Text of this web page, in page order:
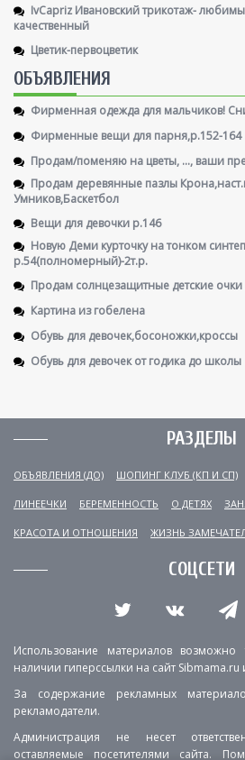
IvCapriz Ивановский трикотаж-
качественный
Цветик-первоцветик
ОБЪЯВЛЕНИЯ
Фирменная одежда для мальчиков!
Фирменные вещи для парня,р.152-164
Продам/поменяю на цветы, ..., ваши
Продам деревянные пазлы
Умников,Баскетбол
Вещи для девочки р.146
Новую Деми курточку на тонком
р.54(полномерный)-2т.р.
Продам солнцезащитные детские очки
Картина из гобелена
Обувь для девочек,босоножки,кроссы
Обувь для девочек от годика до школы
РАЗДЕЛЫ
ОБЪЯВЛЕНИЯ (ДО) ШОПИНГ КЛУБ (КП И СП)
ЛИНЕЕЧКИ БЕРЕМЕННОСТЬ О ДЕТЯХ
КРАСОТА И ОТНОШЕНИЯ ЖИЗНЬ
СОЦСЕТИ
Использование материалов
наличии гиперссылки на сайт Sibmama.ru
За содержание рекламных
рекламодатели.
Администрация не несет
оставляемые посетителями сайта.